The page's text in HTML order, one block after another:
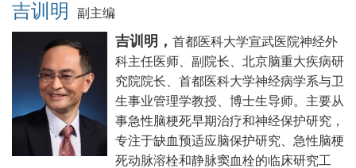
吉训明 副主编
吉训明， 首都医科大学宣武医院神经外
科主任医师、副院长、北京脑重大疾病研
究院院长、首都医科大学神经病学系与卫
生事业管理学教授、博士生导师。主要从
事急性脑梗死早期治疗和神经保护研究，
专注于缺血预适应脑保护研究、急性脑梗
死动脉溶栓和静脉窦血栓的临床研究工